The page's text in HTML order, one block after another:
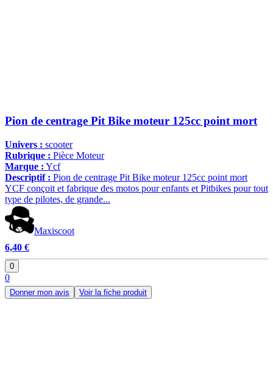
Pion de centrage Pit Bike moteur 125cc point mort
Univers : scooter
Rubrique : Pièce Moteur
Marque : Ycf
Descriptif : Pion de centrage Pit Bike moteur 125cc point mort
YCF conçoit et fabrique des motos pour enfants et Pitbikes pour tout
type de pilotes, de grande...
Maxiscoot
6,40 €
0
0
Donner mon avis Voir la fiche produit